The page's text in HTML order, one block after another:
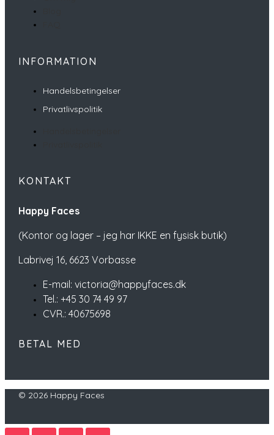
INFORMATION
Handelsbetingelser
Privatlivspolitik
KONTAKT
Happy Faces
(Kontor og lager – jeg har IKKE en fysisk butik)
Labrivej 16, 6623 Vorbasse
E-mail: victoria@happyfaces.dk
Tel.: +45 30 74 49 97
CVR.: 40675698
BETAL MED
© 2026 Happy Faces